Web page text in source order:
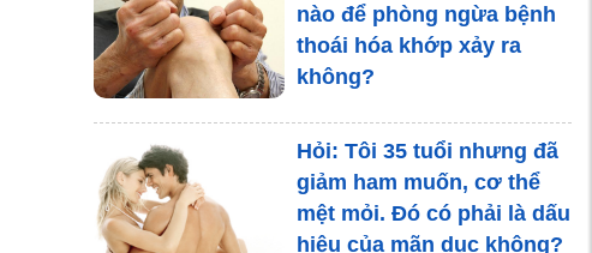
nào để phòng ngừa bệnh
thoái hóa khớp xảy ra
không?
Hỏi: Tôi 35 tuổi nhưng đã
giảm ham muốn, cơ thể
mệt mỏi. Đó có phải là dấu
hiệu của mãn dục không?